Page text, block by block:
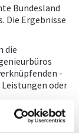
Bundesland
Die Ergebnisse
die
-
oder
sondern